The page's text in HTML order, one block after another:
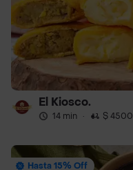
El Kiosco.
14 min · $ 4500
Hasta 15% Off